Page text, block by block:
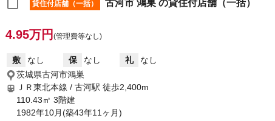
貸住付店舗（一括） 古河市 鴻巣 の貸住付店舗（一括）
4.95万円 (管理費等なし)
敷 なし 保 なし 礼
なし
茨城県古河市鴻巣
ＪＲ東北本線 / 古河駅 徒歩2,400m
110.43㎡ 3階建
1982年10月(築43年11ヶ月)